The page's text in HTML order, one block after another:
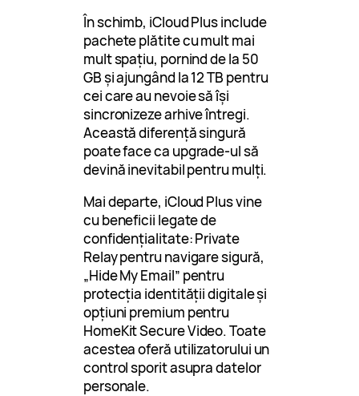
În schimb, iCloud Plus include
pachete plătite cu mult mai
mult spațiu, pornind de la 50
GB și ajungând la 12 TB pentru
cei care au nevoie să își
sincronizeze arhive întregi.
Această diferență singură
poate face ca upgrade-ul să
devină inevitabil pentru mulți.
Mai departe, iCloud Plus vine
cu beneficii legate de
confidențialitate: Private
Relay pentru navigare sigură,
„Hide My Email” pentru
protecția identității digitale și
opțiuni premium pentru
HomeKit Secure Video. Toate
acestea oferă utilizatorului un
control sporit asupra datelor
personale.